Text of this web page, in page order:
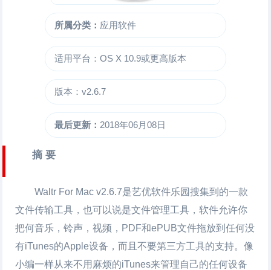
所属分类： 应用软件
适用平台：OS X 10.9或更高版本
版本：v2.6.7
最后更新： 2018年06月08日
摘 要
Waltr For Mac v2.6.7是艺优软件乐园搜集到的一款
文件传输工具，也可以说是文件管理工具，软件允许你
把何音乐，铃声，视频，PDF和ePUB文件拖放到任何没
有iTunes的Apple设备，而且不要第三方工具的支持。像
小编一样从来不用麻烦的iTunes来管理自己的任何设备